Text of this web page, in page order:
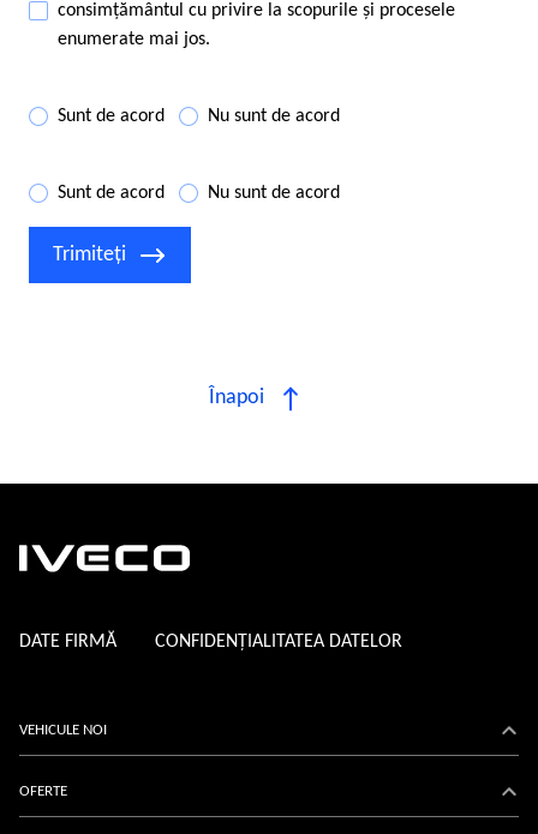
consimțământul cu privire la scopurile și procesele
enumerate mai jos.
Sunt de acord Nu sunt de acord
Sunt de acord Nu sunt de acord
Trimiteți
Înapoi
DATE FIRMĂ CONFIDENȚIALITATEA DATELOR
VEHICULE NOI
OFERTE